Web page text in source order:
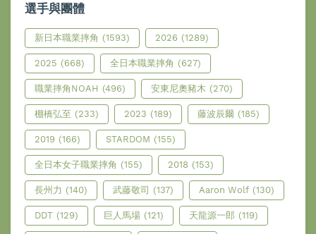
選手與團體
新日本職業摔角 (1593) 2026 (1289)
2025 (668) 全日本職業摔角 (627)
職業摔角NOAH (496) 安東尼奧豬木 (270)
棚橋弘至 (233) 2023 (189) 藤波辰爾 (185)
2019 (166) STARDOM (155)
全日本女子職業摔角 (155) 2018 (153)
長州力 (140) 武藤敬司 (137) Aaron Wolf (130)
DDT (129) 巨人馬場 (121) 天龍源一郎 (119)